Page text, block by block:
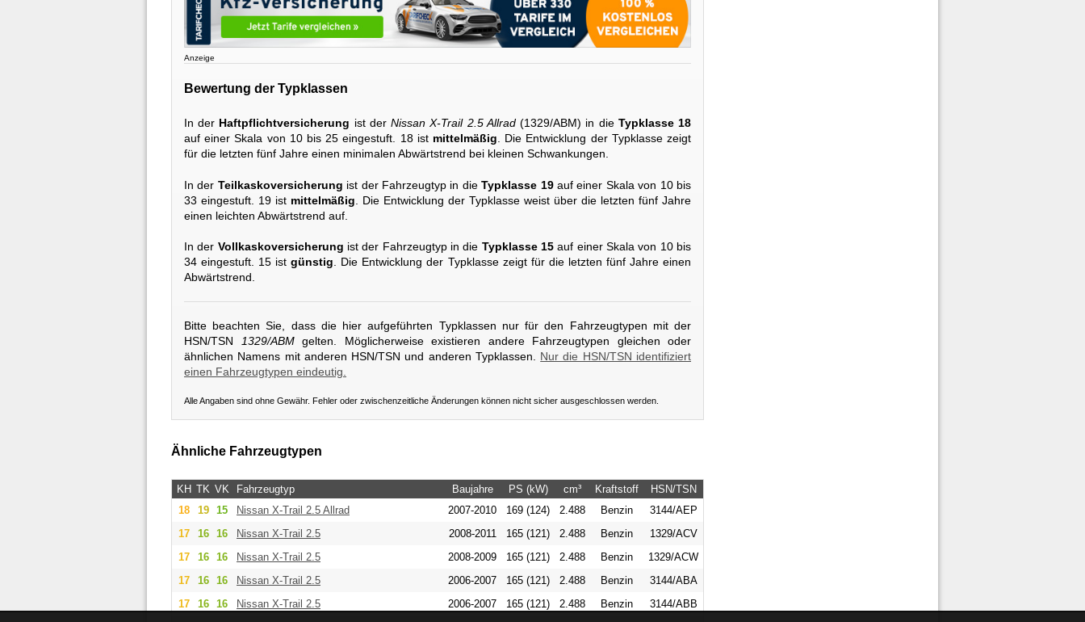
Anzeige
Bewertung der Typklassen
In der Haftpflichtversicherung ist derNissan X-Trail 2.5 Allrad(1329/ABM) in die Typklasse 18
auf einer Skala von 10 bis 25 eingestuft. 18 ist mittelmäßig . Die Entwicklung der Typklasse zeigt
für die letzten fünf Jahre einen minimalen Abwärtstrend bei kleinen Schwankungen.
In der Teilkaskoversicherung ist der Fahrzeugtyp in dieTypklasse 19auf einer Skala von 10 bis
33 eingestuft. 19 ist mittelmäßig . Die Entwicklung der Typklasse weist über die letzten fünf Jahre
einen leichten Abwärtstrend auf.
In der Vollkaskoversicherung ist der Fahrzeugtyp in die Typklasse 15 auf einer Skala von 10 bis
34 eingestuft. 15 istgünstig. Die Entwicklung der Typklasse zeigt für die letzten fünf Jahre einen
Abwärtstrend.
Bitte beachten Sie, dass die hier aufgeführten Typklassen nur für den Fahrzeugtypen mit der
HSN/TSN
1329/ABMgelten. Möglicherweise existieren andere Fahrzeugtypen gleichen oder
ähnlichen Namens mit anderen HSN/TSN und anderen Typklassen. Nur die HSN/TSN identifiziert
einen Fahrzeugtypen eindeutig.
Alle Angaben sind ohne Gewähr. Fehler oder zwischenzeitliche Änderungen können nicht sicher ausgeschlossen werden.
Ähnliche Fahrzeugtypen
KH TK VK Fahrzeugtyp Baujahre PS (kW) cm³ Kraftstoff
HSN/TSN
18
19 15 Nissan X-Trail 2.5 Allrad 2007-2010 169 (124) 2.488 Benzin
3144/AEP
17
16 16 Nissan X-Trail 2.5 2008-2011 165 (121) 2.488 Benzin
1329/ACV
17
16 16 Nissan X-Trail 2.5 2008-2009 165 (121) 2.488 Benzin
1329/ACW
17
16 16 Nissan X-Trail 2.5 2006-2007 165 (121) 2.488 Benzin
3144/ABA
17
16 16 Nissan X-Trail 2.5 2006-2007 165 (121) 2.488 Benzin
3144/ABB